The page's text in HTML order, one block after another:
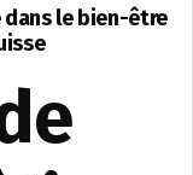
dans le bien-être